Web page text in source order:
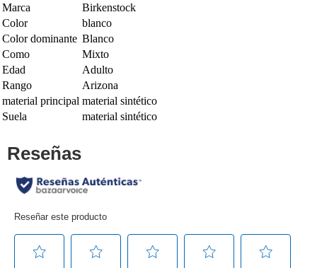
Marca
Birkenstock
Color
blanco
Color dominante Blanco
Como
Mixto
Edad
Adulto
Rango
Arizona
material principal material sintético
Suela
material sintético